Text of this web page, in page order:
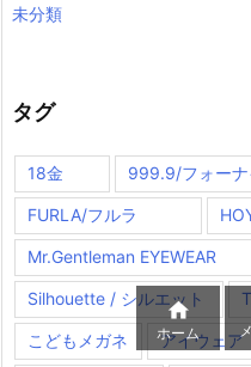
未分類
タグ
18金 999.9/フォーナ
FURLA/フルラ
Mr.Gentleman EYEWEAR
Silhouette / シルエット
こどもメガネ アイウェア

ホーム